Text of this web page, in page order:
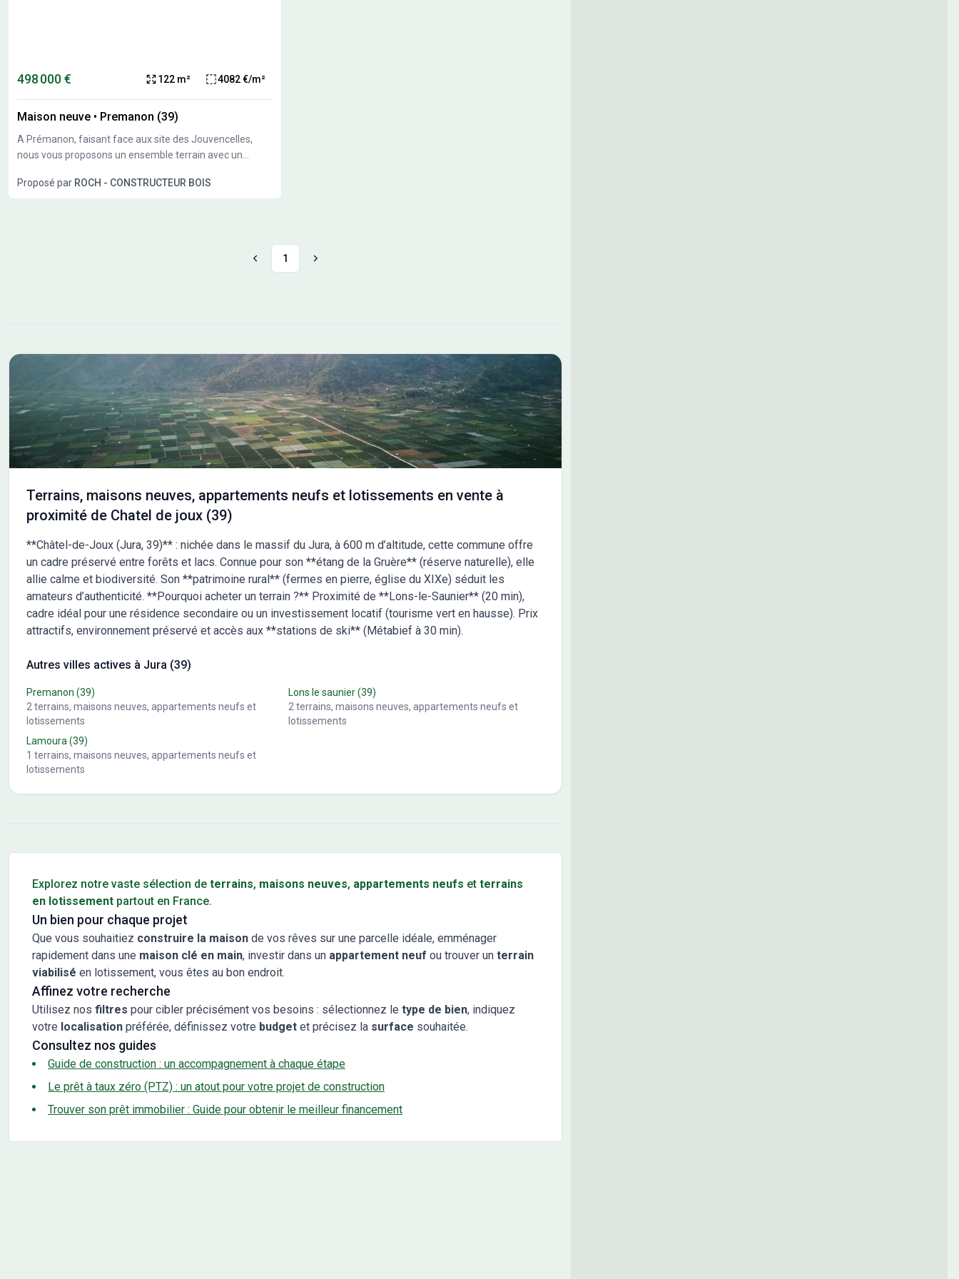
498 000 € 122 m² 4082 €/m²
Maison neuve • Premanon (39)
A Prémanon, faisant face aux site des Jouvencelles,
nous vous proposons un ensemble terrain avec un
votre convenance. Terrain exposé sud.
Proposé par ROCH - CONSTRUCTEUR BOIS
1
Terrains, maisons neuves, appartements neufs et lotissements en vente à
proximité de Chatel de joux (39)
**Châtel-de-Joux (Jura, 39)** : nichée dans le massif du Jura, à 600 m d’altitude, cette commune offre
un cadre préservé entre forêts et lacs. Connue pour son **étang de la Gruère** (réserve naturelle), elle
allie calme et biodiversité. Son **patrimoine rural** (fermes en pierre, église du XIXe) séduit les
amateurs d’authenticité. **Pourquoi acheter un terrain ?** Proximité de **Lons-le-Saunier** (20 min),
cadre idéal pour une résidence secondaire ou un investissement locatif (tourisme vert en hausse). Prix
attractifs, environnement préservé et accès aux **stations de ski** (Métabief à 30 min).
Autres villes actives à Jura (39)
Premanon (39)
2terrains, maisons neuves, appartements neufs et
lotissements
Lons le saunier(39)
2terrains, maisons neuves, appartements neufs et
lotissements
Lamoura(39)
1 terrains, maisons neuves, appartements neufs et
lotissements
Explorez notre vaste sélection de terrains, maisons neuves, appartements neufs et terrains
en lotissement partout en France.
Un bien pour chaque projet
Que vous souhaitiez construire la maison de vos rêves sur une parcelle idéale, emménager
rapidement dans une maison clé en main, investir dans un appartement neuf ou trouver un terrain
viabilisé en lotissement, vous êtes au bon endroit.
Affinez votre recherche
Utilisez nos filtres pour cibler précisément vos besoins : sélectionnez le type de bien, indiquez
votre localisation préférée, définissez votre budget et précisez la surface souhaitée.
Consultez nos guides
Guide de construction : un accompagnement à chaque étape
Le prêt à taux zéro (PTZ) : un atout pour votre projet de construction
Trouver son prêt immobilier : Guide pour obtenir le meilleur financement